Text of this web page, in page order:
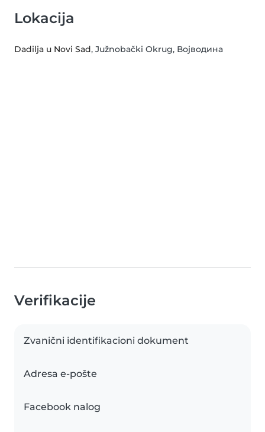
Lokacija
Dadilja u Novi Sad, Južnobački Okrug, Војводина
Verifikacije
Zvanični identifikacioni dokument
Adresa e-pošte
Facebook nalog